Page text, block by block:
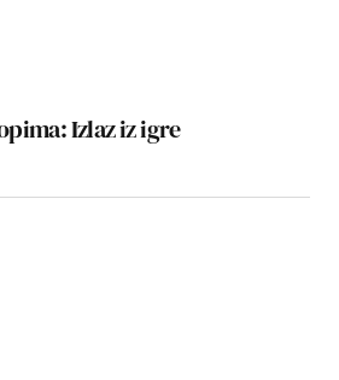
Izlaz iz igre